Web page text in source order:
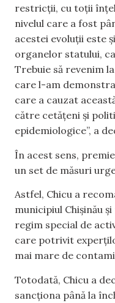
restricții, cu toții
nivelul care a fost
acestei evoluții este
organelor statului,
Trebuie să revenim
care l-am
care a cauzat
către cetățeni și
epidemiologice”, a
În acest sens,
un set de măsuri
Astfel, Chicu a
municipiul Chișinău
regim special de
care potrivit
mai mare de
Totodată, Chicu a
sancționa până la